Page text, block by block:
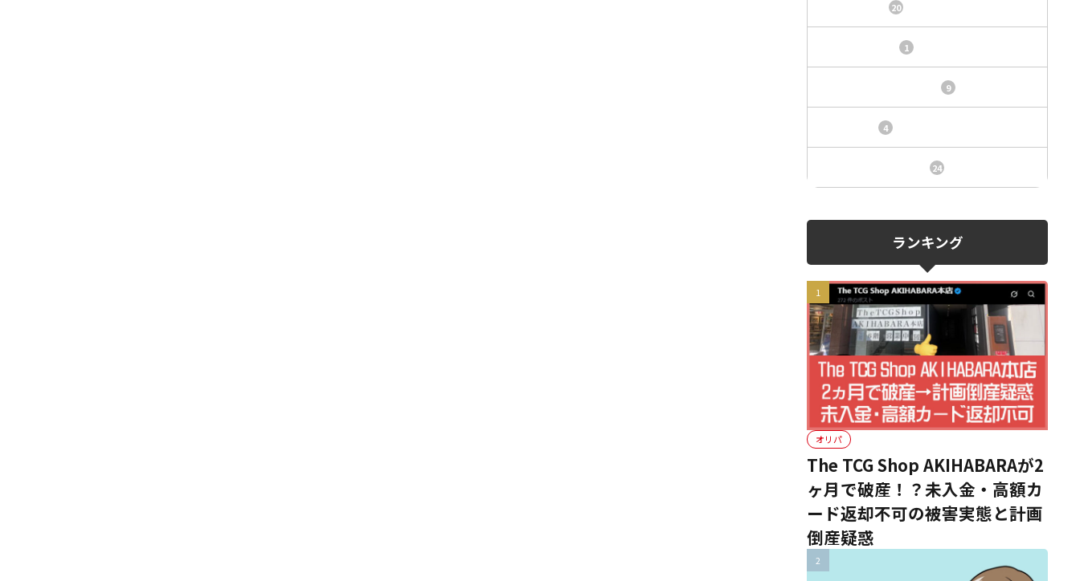
20
1
9
4
24
ランキング
オリパ
The TCG Shop AKIHABARAが2
ヶ月で破産！？未入金・高額カ
ード返却不可の被害実態と計画
倒産疑惑